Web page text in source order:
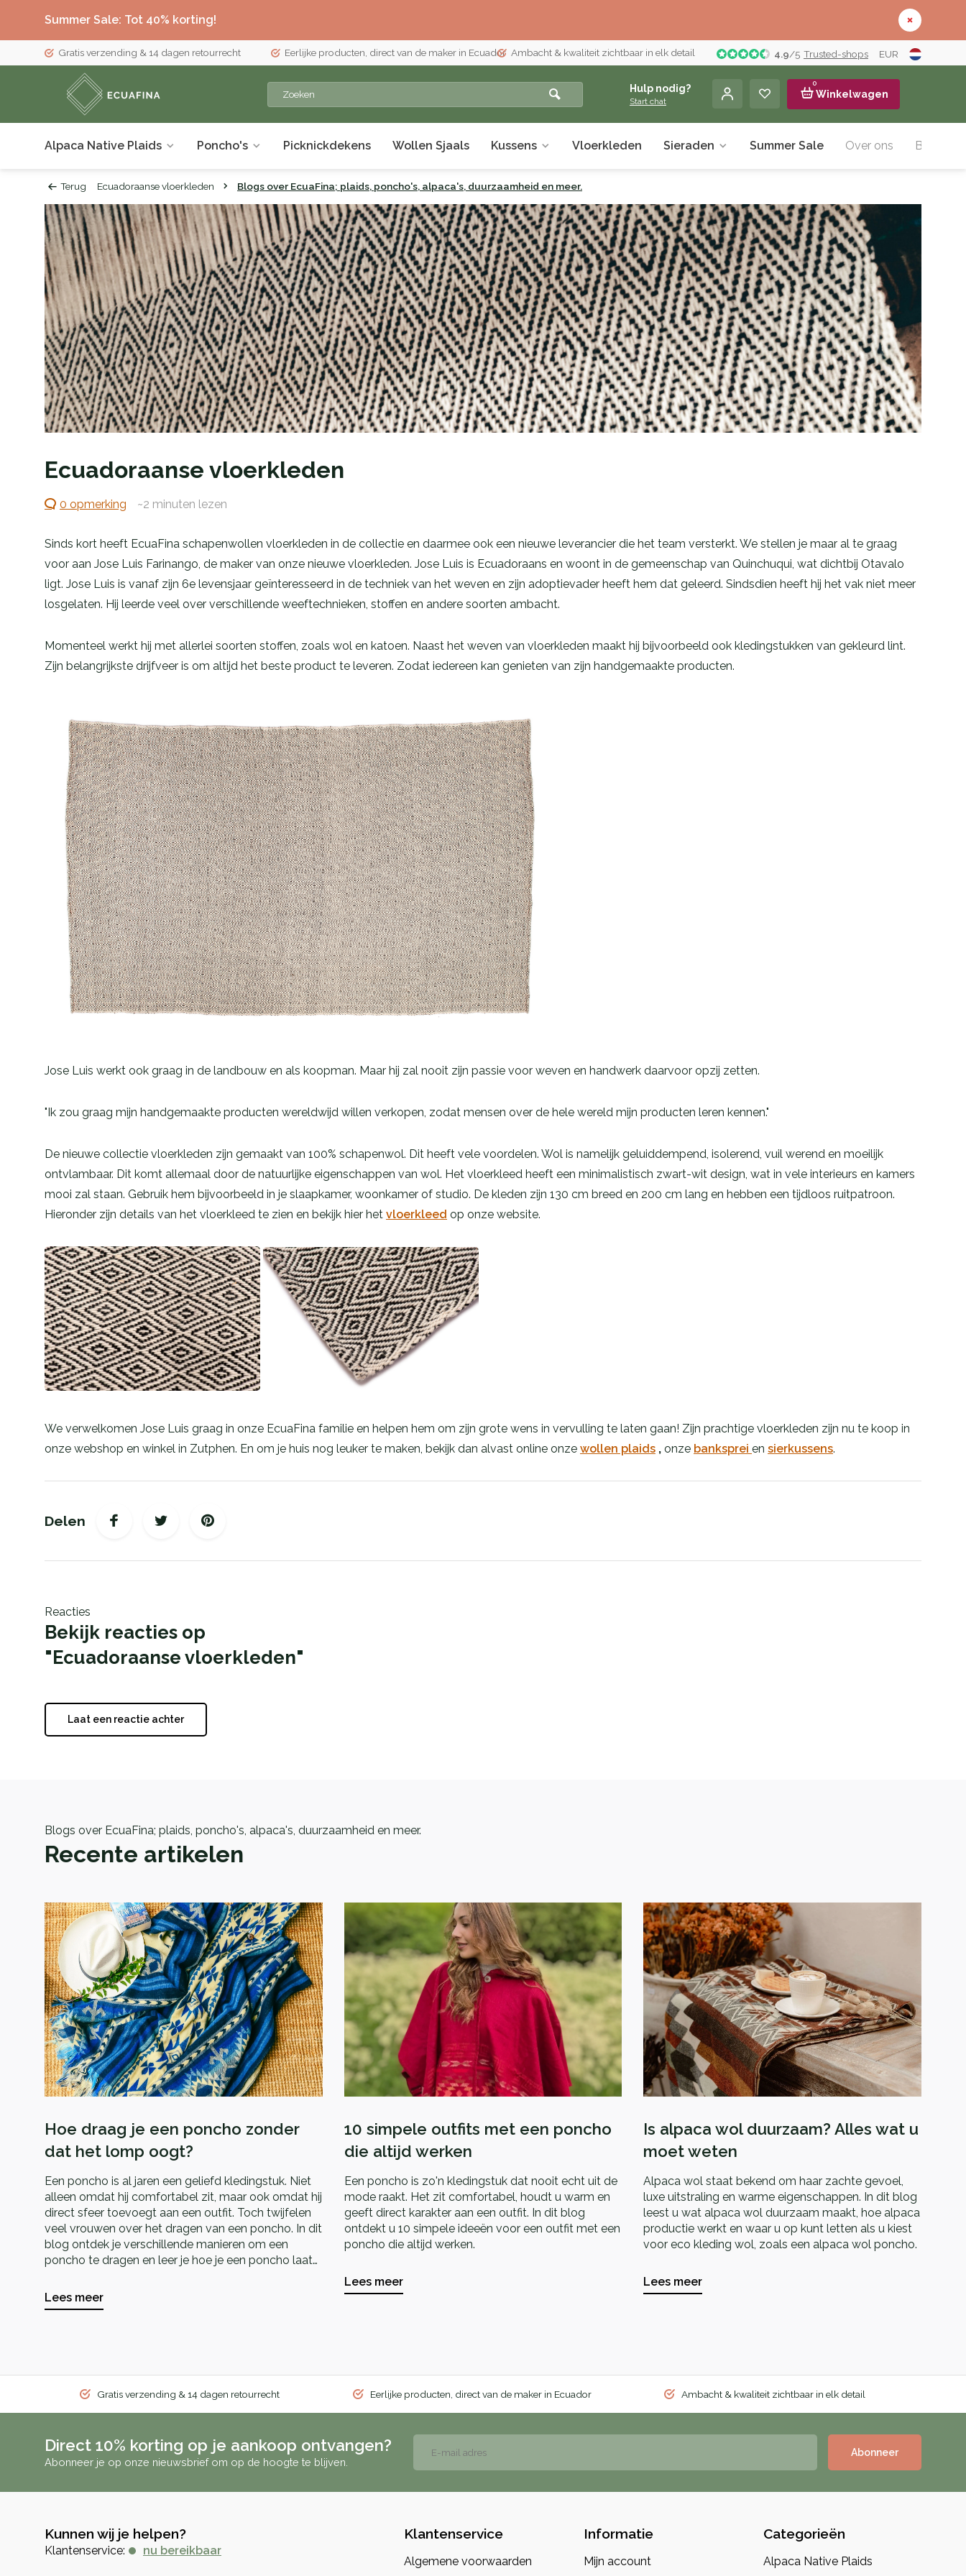
Summer Sale: Tot 40% korting!
Gratis verzending & 14 dagen retourrecht Eerlijke producten, direct van de maker in Ecuador Ambacht & kwaliteit zichtbaar in elk detail 4.9/5 Trusted-shops EUR
Hulp nodig?
Start chat
0
Winkelwagen
Alpaca Native Plaids Poncho's Picknickdekens Wollen Sjaals Kussens Vloerkleden Sieraden Summer Sale Over ons Blog
Terug Ecuadoraanse vloerkleden Blogs over EcuaFina; plaids, poncho's, alpaca's, duurzaamheid en meer.
Ecuadoraanse vloerkleden
0 opmerking ~2 minuten lezen
Sinds kort heeft EcuaFina schapenwollen vloerkleden in de collectie en daarmee ook een nieuwe leverancier die het team versterkt. We stellen je maar al te graag
voor aan Jose Luis Farinango, de maker van onze nieuwe vloerkleden. Jose Luis is Ecuadoraans en woont in de gemeenschap van Quinchuqui, wat dichtbij Otavalo
ligt. Jose Luis is vanaf zijn 6e levensjaar geïnteresseerd in de techniek van het weven en zijn adoptievader heeft hem dat geleerd. Sindsdien heeft hij het vak niet meer
losgelaten. Hij leerde veel over verschillende weeftechnieken, stoffen en andere soorten ambacht.
Momenteel werkt hij met allerlei soorten stoffen, zoals wol en katoen. Naast het weven van vloerkleden maakt hij bijvoorbeeld ook kledingstukken van gekleurd lint.
Zijn belangrijkste drijfveer is om altijd het beste product te leveren. Zodat iedereen kan genieten van zijn handgemaakte producten.
Jose Luis werkt ook graag in de landbouw en als koopman. Maar hij zal nooit zijn passie voor weven en handwerk daarvoor opzij zetten.
"Ik zou graag mijn handgemaakte producten wereldwijd willen verkopen, zodat mensen over de hele wereld mijn producten leren kennen."
De nieuwe collectie vloerkleden zijn gemaakt van 100% schapenwol. Dit heeft vele voordelen. Wol is namelijk geluiddempend, isolerend, vuil werend en moeilijk
ontvlambaar. Dit komt allemaal door de natuurlijke eigenschappen van wol. Het vloerkleed heeft een minimalistisch zwart-wit design, wat in vele interieurs en kamers
mooi zal staan. Gebruik hem bijvoorbeeld in je slaapkamer, woonkamer of studio. De kleden zijn 130 cm breed en 200 cm lang en hebben een tijdloos ruitpatroon.
Hieronder zijn details van het vloerkleed te zien en bekijk hier het vloerkleed op onze website.
We verwelkomen Jose Luis graag in onze EcuaFina familie en helpen hem om zijn grote wens in vervulling te laten gaan! Zijn prachtige vloerkleden zijn nu te koop in
onze webshop en winkel in Zutphen. En om je huis nog leuker te maken, bekijk dan alvast online onze wollen plaids , onze banksprei en sierkussens.
Delen
Reacties
Bekijk reacties op
"Ecuadoraanse vloerkleden"
Laat een reactie achter
Blogs over EcuaFina; plaids, poncho's, alpaca's, duurzaamheid en meer.
Recente artikelen
Hoe draag je een poncho zonder
dat het lomp oogt?
Een poncho is al jaren een geliefd kledingstuk. Niet
alleen omdat hij comfortabel zit, maar ook omdat hij
direct sfeer toevoegt aan een outfit. Toch twijfelen
veel vrouwen over het dragen van een poncho. In dit
blog ontdek je verschillende manieren om een
poncho te dragen en leer je hoe je een poncho laat
Lees meer
10 simpele outfits met een poncho
die altijd werken
Een poncho is zo'n kledingstuk dat nooit echt uit de
mode raakt. Het zit comfortabel, houdt u warm en
geeft direct karakter aan een outfit. In dit blog
ontdekt u 10 simpele ideeën voor een outfit met een
poncho die altijd werken.
Lees meer
Is alpaca wol duurzaam? Alles wat u
moet weten
Alpaca wol staat bekend om haar zachte gevoel,
luxe uitstraling en warme eigenschappen. In dit blog
leest u wat alpaca wol duurzaam maakt, hoe alpaca
productie werkt en waar u op kunt letten als u kiest
voor eco kleding wol, zoals een alpaca wol poncho.
Lees meer
Gratis verzending & 14 dagen retourrecht Eerlijke producten, direct van de maker in Ecuador Ambacht & kwaliteit zichtbaar in elk detail
Direct 10% korting op je aankoop ontvangen?
Abonneer je op onze nieuwsbrief om op de hoogte te blijven.
Abonneer
Kunnen wij je helpen?
Klantenservice: nu bereikbaar
Klantenservice
Algemene voorwaarden
Informatie
Mijn account
Categorieën
Alpaca Native Plaids